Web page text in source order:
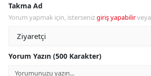
Takma Ad
Yorum yapmak için, istersenizgiriş yapabilirveya
Yorum Yazın (500 Karakter)